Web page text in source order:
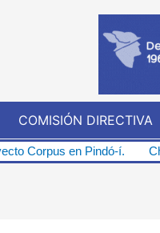
COMISIÓN DIRECTIVA
en Pindó-í. Charla